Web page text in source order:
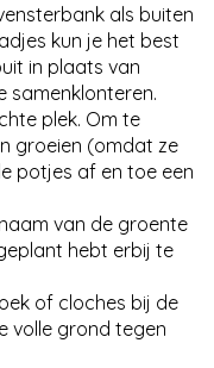
als buiten
kun je het best
in plaats van
samenklonteren.
plek. Om te
groeien (omdat ze
potjes af en toe een
van de groente
hebt erbij te
of cloches bij de
volle grond tegen